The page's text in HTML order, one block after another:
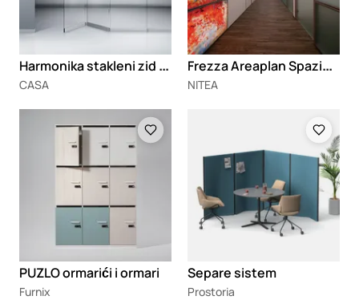
H
armonika stakleni zid FSW
CASA
F
rezza Areaplan Spazio pregradni zidovi
NITEA
PUZLO ormarići i ormari
Furnix
Separe sistem
Prostoria